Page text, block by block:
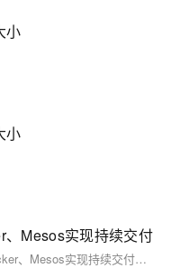
小
小
Mesos实现持续交付
本文讲的是持续交付系列（一）：使用Docker、Mesos实现持续交付，【编者的话】本文主要讲述如何为Node.js应用搭建持续集成环境。包括如何在开发机器上Docker化一个Node.js应用，如何部署Jenkins和Docker registry以实现持续集成。